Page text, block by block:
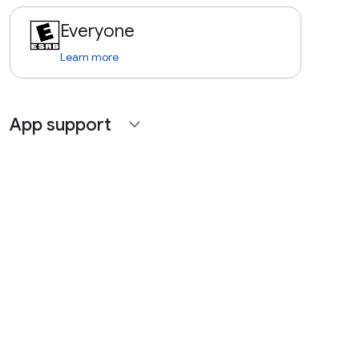
Everyone
Learn more
App support expand_more